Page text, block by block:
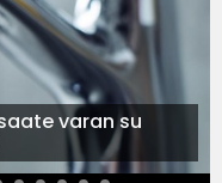
varan su